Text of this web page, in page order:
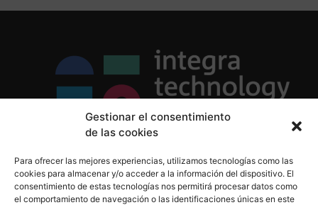
Gestionar el consentimiento
de las cookies
Para ofrecer las mejores experiencias, utilizamos tecnologías como las
cookies para almacenar y/o acceder a la información del dispositivo. El
consentimiento de estas tecnologías nos permitirá procesar datos como
el comportamiento de navegación o las identificaciones únicas en este
Política de Cookies
Aviso Legal